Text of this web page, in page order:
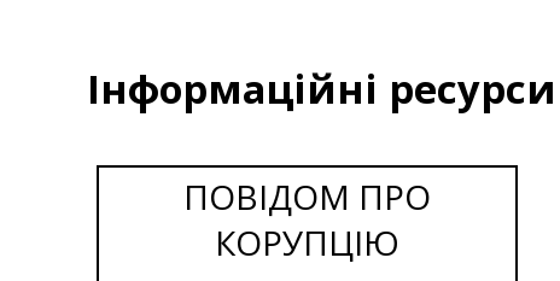
Інформаційні ресурси
ПОВІДОМ ПРО
КОРУПЦІЮ